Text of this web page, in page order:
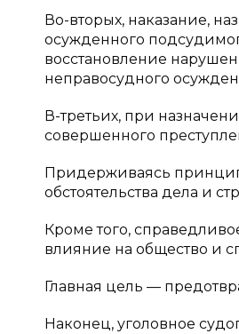
Во-вторых, наказание,
осужденного
восстановление
неправосудного
В-третьих, при
совершенного
Придерживаясь
обстоятельства дела и
Кроме того,
влияние на общество и
Главная цель —
Наконец, уголовное